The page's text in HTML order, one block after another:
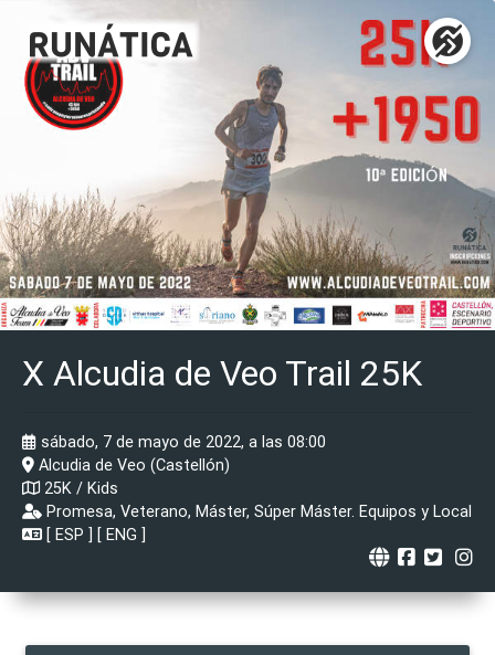
X Alcudia de Veo Trail 25K
sábado, 7 de mayo de 2022, a las 08:00
Alcudia de Veo (Castellón)
25K / Kids
Promesa, Veterano, Máster, Súper Máster. Equipos y Local
[ ESP ] [ ENG ]